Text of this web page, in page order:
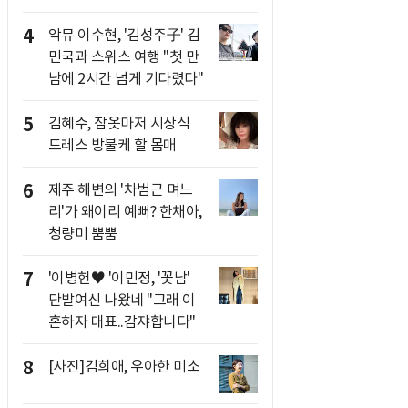
4
악뮤 이수현, '김성주子' 김
민국과 스위스 여행 "첫 만
남에 2시간 넘게 기다렸다"
5
김혜수, 잠옷마저 시상식
드레스 방불케 할 몸매
6
제주 해변의 '차범근 며느
리'가 왜이리 예뻐? 한채아,
청량미 뿜뿜
7
'이병헌♥ '이민정, '꽃남'
단발여신 나왔네 "그래 이
혼하자 대표..감쟈합니다"
8 [사진]김희애, 우아한 미소